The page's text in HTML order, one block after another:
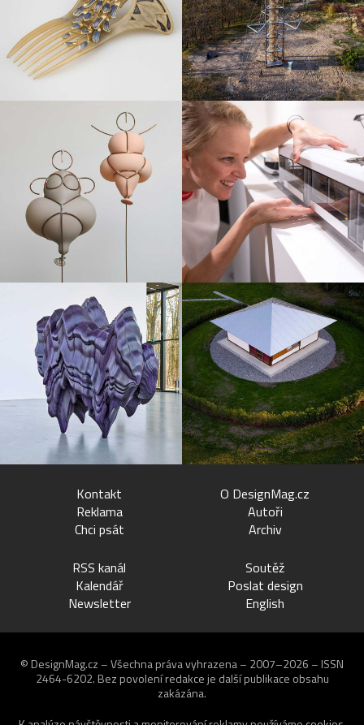
Kontakt
Reklama
Chci psát
O DesignMag.cz
Autoři
Archiv
RSS kanál
Kalendář
Newsletter
Soutěž
Poslat design
English
© DesignMag.cz – Všechna práva vyhrazena – 2007–2026 – ISSN
2464-6202. Bez povolení redakce je další publikace obsahu
zakázána.